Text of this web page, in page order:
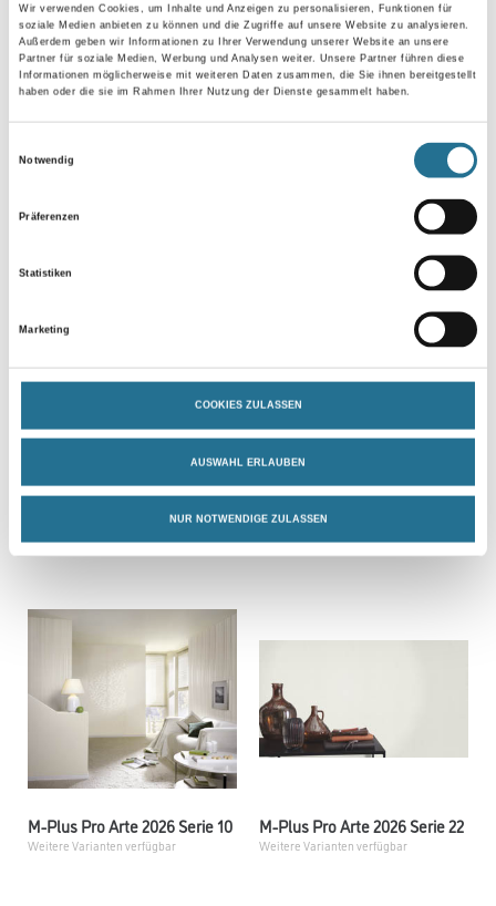
Wir verwenden Cookies, um Inhalte und Anzeigen zu personalisieren, Funktionen für
soziale Medien anbieten zu können und die Zugriffe auf unsere Website zu analysieren.
Außerdem geben wir Informationen zu Ihrer Verwendung unserer Website an unsere
Partner für soziale Medien, Werbung und Analysen weiter. Unsere Partner führen diese
Informationen möglicherweise mit weiteren Daten zusammen, die Sie ihnen bereitgestellt
haben oder die sie im Rahmen Ihrer Nutzung der Dienste gesammelt haben.
Notwendig
Präferenzen
Statistiken
Marketing
COOKIES ZULASSEN
AUSWAHL ERLAUBEN
NUR NOTWENDIGE ZULASSEN
Bitte einloggen, um Preise zu
sehen
Bitte einloggen, um Preise zu
sehen
M-Plus Pro Arte 2026 Serie 14
Bitte einloggen, um Preise zu
M-Plus Pro Arte 2026 Serie 8
Weitere Varianten verfügbar
Bitte einloggen, um Preise zu
M-Plus Pro Arte 2026 Serie 10
Weitere Varianten verfügbar
M-Plus Pro Arte 2026 Serie 22
Weitere Varianten verfügbar